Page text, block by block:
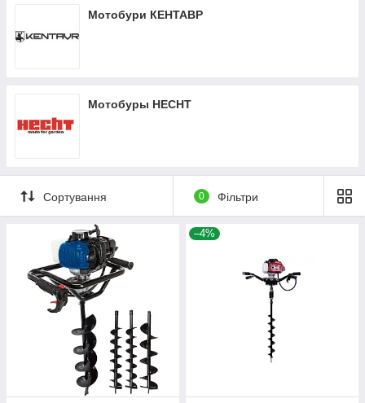
Мотобури КЕНТАВР
Мотобуры HECHT
Сортування 0 Фільтри
–4%